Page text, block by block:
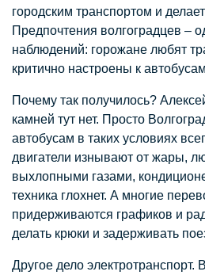
городским транспортом и
Предпочтения волгоградцев –
наблюдений: горожане любят
критично настроены к
Почему так получилось?
камней тут нет. Просто
автобусам в таких условиях
двигатели изнывают от жары,
выхлопными газами,
техника глохнет. А многие
придерживаются графиков и
делать крюки и задерживать
Другое дело электротранспорт.